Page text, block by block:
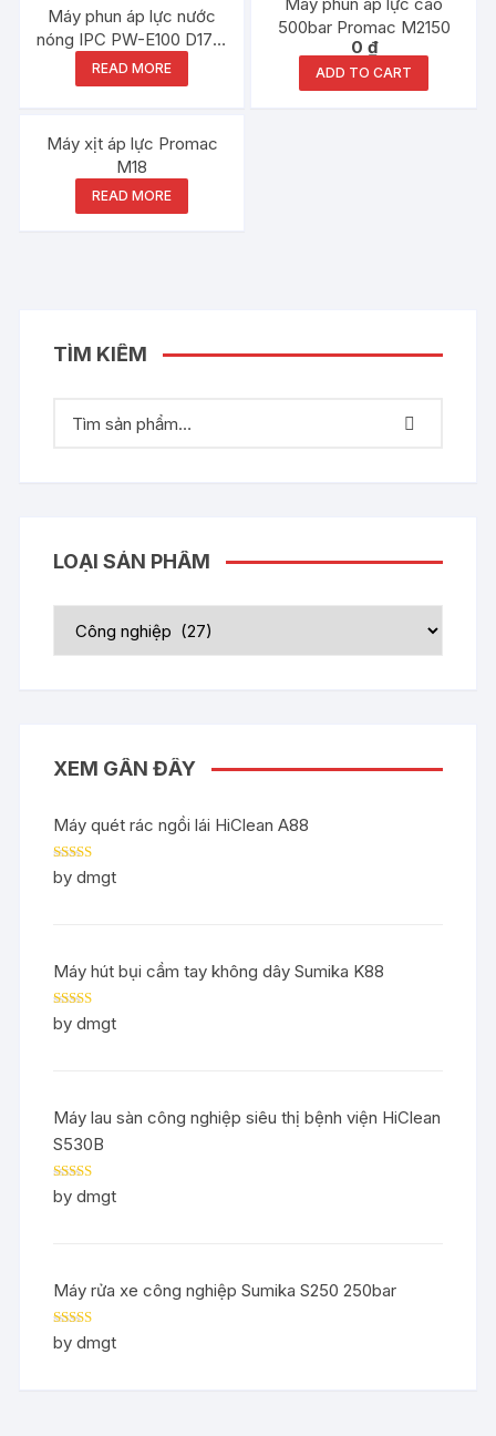
Máy phun áp lực nước
nóng IPC PW-E100 D1712
P36 T
READ MORE
500bar Promac M2150
0 ₫
ADD TO CART
Máy xịt áp lực Promac
M18
READ MORE
TÌM KIẾM
LOẠI SẢN PHẨM
XEM GẦN ĐÂY
Máy quét rác ngồi lái HiClean A88
Rated5out
of 5
by dmgt
Máy hút bụi cầm tay không dây Sumika K88
Rated5out
of 5
by dmgt
Máy lau sàn công nghiệp siêu thị bệnh viện HiClean
S530B
Rated5out
of 5
by dmgt
Máy rửa xe công nghiệp Sumika S250 250bar
Rated5out
of 5
by dmgt